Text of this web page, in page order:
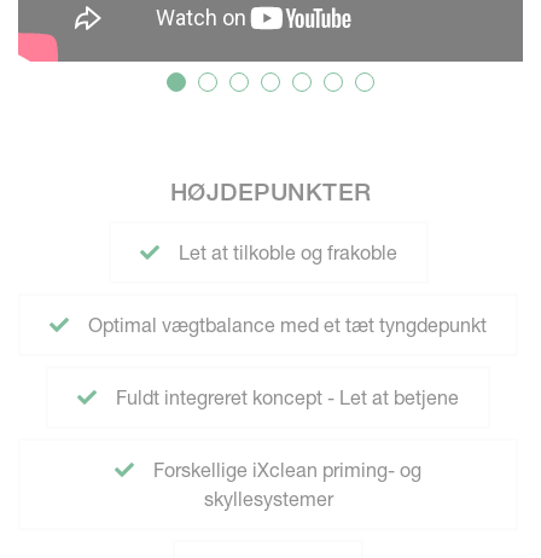
HØJDEPUNKTER
Let at tilkoble og frakoble
Optimal vægtbalance med et tæt tyngdepunkt
Fuldt integreret koncept - Let at betjene
Forskellige iXclean priming- og
skyllesystemer